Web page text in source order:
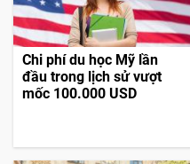
Chi phí du học Mỹ lần
đầu trong lịch sử vượt
mốc 100.000 USD